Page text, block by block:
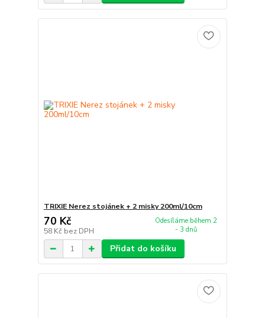
TRIXIE Nerez stojánek + 2 misky 200ml/10cm
70 Kč
58 Kč bez DPH
Odesíláme během 2
- 3 dnů
Přidat do košíku